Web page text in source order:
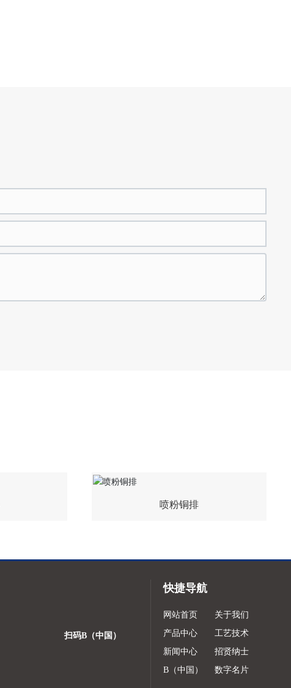
喷粉铜排
扫码B（中国）
快捷导航
网站首页
关于我们
产品中心
工艺技术
新闻中心
招贤纳士
B（中国）
数字名片